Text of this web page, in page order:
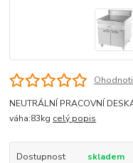
NEUTRÁLNÍ PRACOVNÍ
váha:83kg celý popis
Dostupnost skladem